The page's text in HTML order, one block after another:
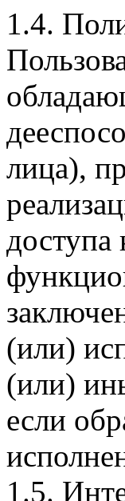
1.4.
лица),
(или)
(или)
если
1.5.